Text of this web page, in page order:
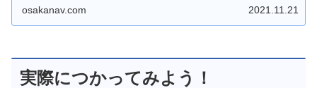
osakanav.com 2021.11.21
実際につかってみよう！